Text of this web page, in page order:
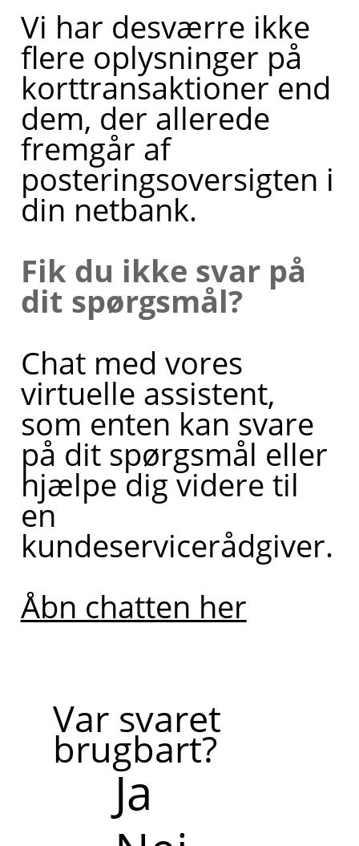
Vi har desværre ikke
flere oplysninger på
korttransaktioner end
dem, der allerede
fremgår af
posteringsoversigten i
din netbank.
Fik du ikke svar på
dit spørgsmål?
Chat med vores
virtuelle assistent,
som enten kan svare
på dit spørgsmål eller
hjælpe dig videre til
en
kundeservicerådgiver.
Åbn chatten her
Var svaret
brugbart?
Ja